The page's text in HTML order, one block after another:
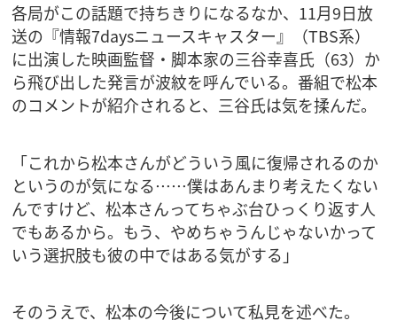
各局がこの話題で持ちきりになるなか、11月9日放
送の『情報7daysニュースキャスター』（TBS系）
に出演した映画監督・脚本家の三谷幸喜氏（63）か
ら飛び出した発言が波紋を呼んでいる。番組で松本
のコメントが紹介されると、三谷氏は気を揉んだ。
「これから松本さんがどういう風に復帰されるのか
というのが気になる……僕はあんまり考えたくない
んですけど、松本さんってちゃぶ台ひっくり返す人
でもあるから。もう、やめちゃうんじゃないかって
いう選択肢も彼の中ではある気がする」
そのうえで、松本の今後について私見を述べた。